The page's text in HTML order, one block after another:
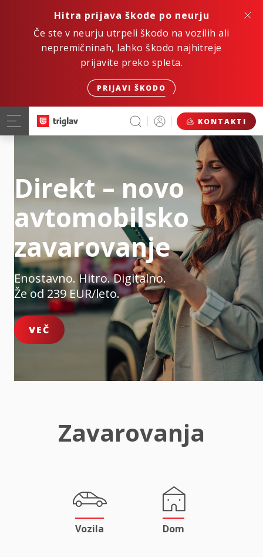
Hitra prijava škode po neurju
Če ste v neurju utrpeli škodo na vozilih ali
nepremičninah, lahko škodo najhitreje
prijavite preko spleta.
PRIJAVI ŠKODO
KONTAKTI
Direkt – novo
avtomobilsko
zavarovanje
Enostavno. Hitro. Digitalno.
Že od 239 EUR/leto.
VEČ
Zavarovanja
Vozila Dom